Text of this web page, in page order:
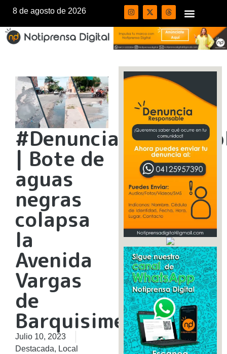
8 de agosto de 2026
| Bote de
aguas
negras
colapsa
la
Avenida
Vargas
de
Barquisimeto
Julio 10, 2023
Destacada, Local